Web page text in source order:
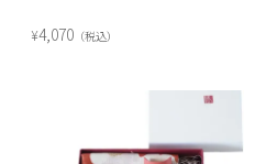
¥4,070 税込